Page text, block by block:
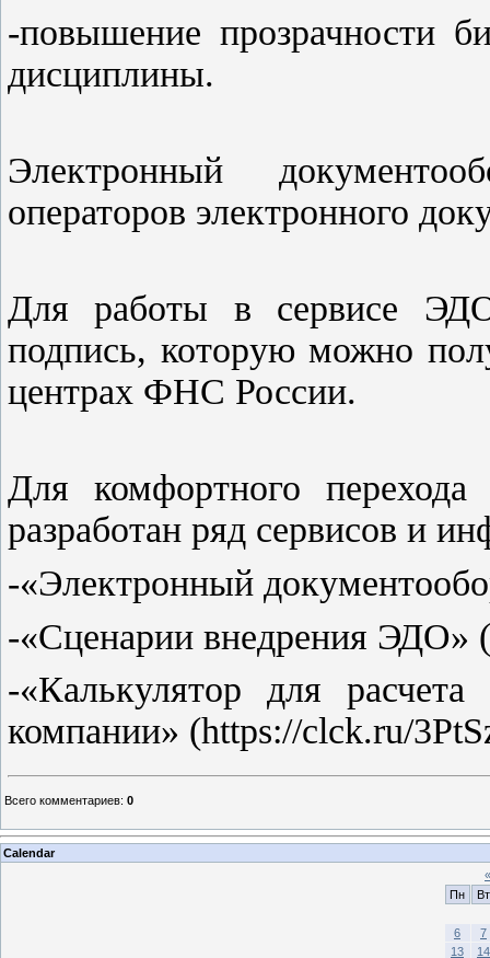
-повышение прозрачности
дисциплины.
Электронный
операторов электронного
Для работы в сервисе
подпись, которую можно
центрах ФНС России.
Для комфортного перехода
разработан ряд сервисов и
-«Электронный
-«Сценарии внедрения ЭДО»
-«Калькулятор для
компании» (https://clck.ru/
Всего комментариев: 0
Calendar
«
Пн
Вт
6
7
13
14